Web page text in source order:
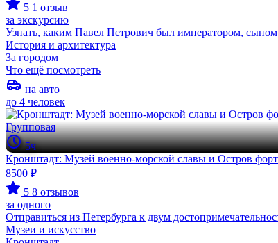
5 1 отзыв
за экскурсию
Узнать, каким Павел Петрович был императором,
История и архитектура
За городом
Что ещё посмотреть
на авто
до 4 человек
Групповая
5ч
Кронштадт: Музей военно-морской славы и Остров
8500 ₽
5 8 отзывов
за одного
Отправиться из Петербурга к двум
Музеи и искусство